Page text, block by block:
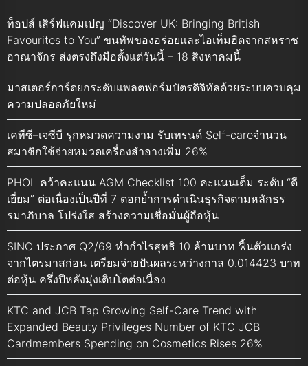
ท็อปส์ เสิร์ฟแคมเปญ “Discover UK: Bringing British
Favourites to You” ขนทัพของอร่อยและไอเท็มฮิตจากสหราช
อาณาจักร ส่งตรงถึงมือตั้งแต่วันนี้ – 18 สิงหาคมนี้
มาสเตอร์การ์ดยกระดับแพลตฟอร์มบัตรดิจิทัลด้วยระบบควบคุม
ความปลอดภัยใหม่
เคทีซี–เจซีบี รุกหมวดความงาม รับเทรนด์ Self-careจำนวน
สมาชิกใช้จ่ายหมวดเครื่องสำอางเพิ่ม 26%
PHOL คว้าคะแนน AGM Checklist 100 คะแนนเต็ม ระดับ “ดี
เยี่ยม” ต่อเนื่องเป็นปีที่ 7 ตอกย้ำการดำเนินธุรกิจตามหลักธร
รมาภิบาล โปร่งใส สร้างความเชื่อมั่นผู้ถือหุ้น
SINO ประกาศ Q2/69 ทำกำไรสุทธิ 10 ล้านบาท ฟื้นตัวแกร่ง
จากไตรมาสก่อน เตรียมจ่ายปันผลระหว่างกาล 0.014423 บาท
ต่อหุ้น ครึ่งปีหลังมุ่งเติบโตต่อเนื่อง
KTC and JCB Tap Growing Self-Care Trend with
Expanded Beauty Privileges Number of KTC JCB
Cardmembers Spending on Cosmetics Rises 26%